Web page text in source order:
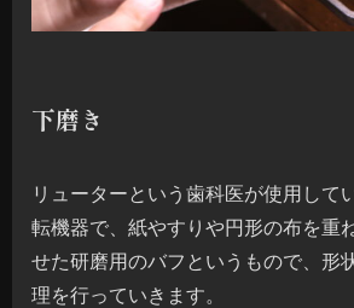
下磨き
リューターという歯科医が使用して
転機器で、紙やすりや円形の布を重
せた研磨用のバフというもので、形
理を行っていきます。